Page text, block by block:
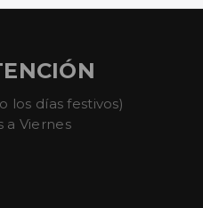
los días festivos)
a Viernes